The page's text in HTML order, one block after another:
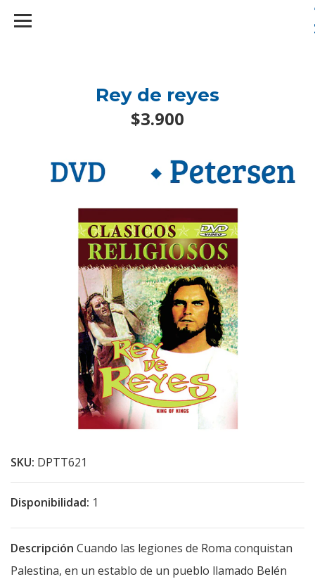
Rey de reyes
$3.900
SKU: DPTT621
Disponibilidad: 1
Descripción Cuando las legiones de Roma conquistan
Palestina, en un establo de un pueblo llamado Belén